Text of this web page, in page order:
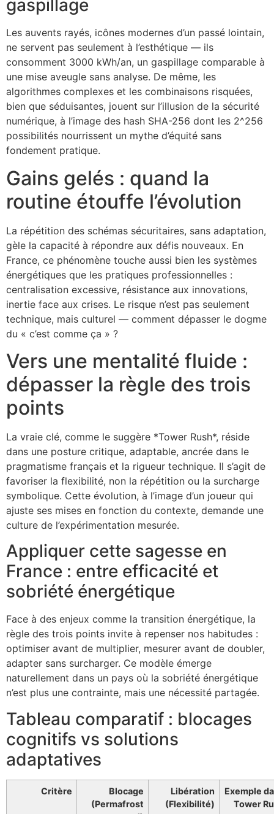
gaspillage
Les auvents rayés, icônes modernes d’un passé lointain,
ne servent pas seulement à l’esthétique — ils
consomment 3000 kWh/an, un gaspillage comparable à
une mise aveugle sans analyse. De même, les
algorithmes complexes et les combinaisons risquées,
bien que séduisantes, jouent sur l’illusion de la sécurité
numérique, à l’image des hash SHA-256 dont les 2^256
possibilités nourrissent un mythe d’équité sans
fondement pratique.
Gains gelés : quand la
routine étouffe l’évolution
La répétition des schémas sécuritaires, sans adaptation,
gèle la capacité à répondre aux défis nouveaux. En
France, ce phénomène touche aussi bien les systèmes
énergétiques que les pratiques professionnelles :
centralisation excessive, résistance aux innovations,
inertie face aux crises. Le risque n’est pas seulement
technique, mais culturel — comment dépasser le dogme
du « c’est comme ça » ?
Vers une mentalité fluide :
dépasser la règle des trois
points
La vraie clé, comme le suggère *Tower Rush*, réside
dans une posture critique, adaptable, ancrée dans le
pragmatisme français et la rigueur technique. Il s’agit de
favoriser la flexibilité, non la répétition ou la surcharge
symbolique. Cette évolution, à l’image d’un joueur qui
ajuste ses mises en fonction du contexte, demande une
culture de l’expérimentation mesurée.
Appliquer cette sagesse en
France : entre efficacité et
sobriété énergétique
Face à des enjeux comme la transition énergétique, la
règle des trois points invite à repenser nos habitudes :
optimiser avant de multiplier, mesurer avant de doubler,
adapter sans surcharger. Ce modèle émerge
naturellement dans un pays où la sobriété énergétique
n’est plus une contrainte, mais une nécessité partagée.
Tableau comparatif : blocages
cognitifs vs solutions
adaptatives
Critère
Blocage
(Permafrost
Libération
(Flexibilité)
Exemple
Tower